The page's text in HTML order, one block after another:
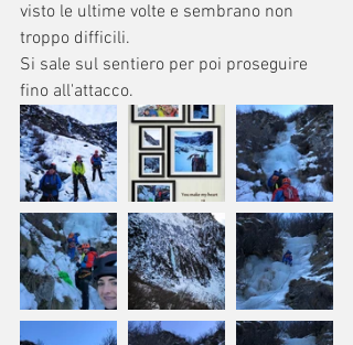
visto le ultime volte e sembrano non
troppo difficili.
Si sale sul sentiero per poi proseguire
fino all'attacco.